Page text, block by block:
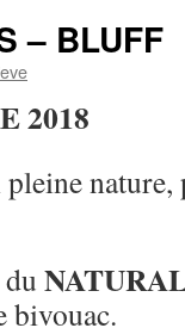
– BLUFF
2018
nature,
bivouac.